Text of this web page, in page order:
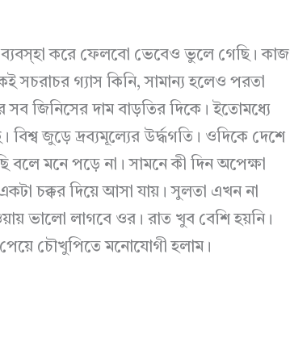
ব্যবস্হা করে ফেলবো ভেবেও ভুলে গেছি। কাজ
সচরাচর গ্যাস কিনি, সামান্য হলেও পরতা
সব জিনিসের দাম বাড়তির দিকে। ইতোমধ্যে
জুড়ে দ্রব্যমূল্যের উর্দ্ধগতি। ওদিকে দেশে
বলে মনে পড়ে না। সামনে কী দিন অপেক্ষা
চক্কর দিয়ে আসা যায়। সুলতা এখন না
ভালো লাগবে ওর। রাত খুব বেশি হয়নি।
চৌখুপিতে মনোযোগী হলাম।